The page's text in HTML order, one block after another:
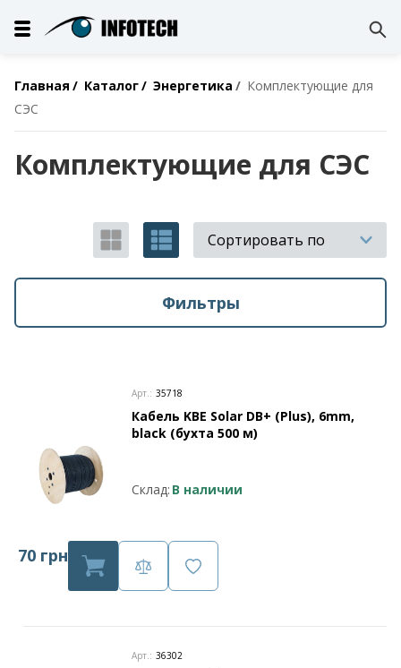
Главная Каталог Энергетика
Комплектующие для
СЭС
Комплектующие для СЭС
Фильтры
Сортировать по
Арт.: 35718
Кабель KBE Solar DB+ (Plus), 6mm,
black (бухта 500 м)
Склад: В наличии
70 грн
Арт.: 36302